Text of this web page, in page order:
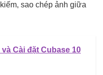
sao chép ảnh giữa
Cài đặt Cubase 10